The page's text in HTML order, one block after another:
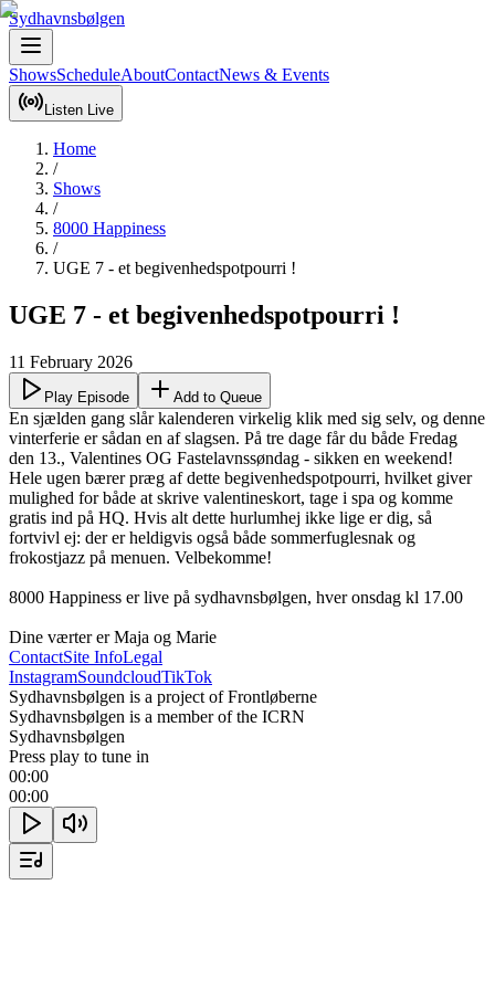
Sydhavnsbølgen
ShowsScheduleAboutContactNews & Events
Listen Live
Home
/
Shows
/
8000 Happiness
/
UGE 7 - et begivenhedspotpourri !
UGE 7 - et begivenhedspotpourri !
11 February 2026
Play Episode Add to Queue
En sjælden gang slår kalenderen virkelig klik med sig selv, og denne
vinterferie er sådan en af slagsen. På tre dage får du både Fredag
den 13., Valentines OG Fastelavnssøndag - sikken en weekend!
Hele ugen bærer præg af dette begivenhedspotpourri, hvilket giver
mulighed for både at skrive valentineskort, tage i spa og komme
gratis ind på HQ. Hvis alt dette hurlumhej ikke lige er dig, så
fortvivl ej: der er heldigvis også både sommerfuglesnak og
frokostjazz på menuen. Velbekomme!
8000 Happiness er live på sydhavnsbølgen, hver onsdag kl 17.00
Dine værter er Maja og Marie
ContactSite InfoLegal
InstagramSoundcloudTikTok
Sydhavnsbølgen is a project of Frontløberne
Sydhavnsbølgen is a member of the ICRN
Sydhavnsbølgen
Press play to tune in
00:00
00:00